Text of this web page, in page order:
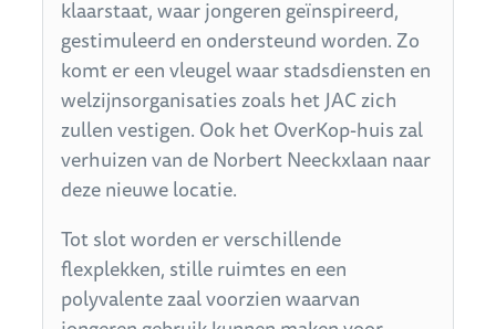
klaarstaat, waar jongeren geïnspireerd,
gestimuleerd en ondersteund worden. Zo
komt er een vleugel waar stadsdiensten en
welzijnsorganisaties zoals het JAC zich
zullen vestigen. Ook het OverKop-huis zal
verhuizen van de Norbert Neeckxlaan naar
deze nieuwe locatie.
Tot slot worden er verschillende
flexplekken, stille ruimtes en een
polyvalente zaal voorzien waarvan